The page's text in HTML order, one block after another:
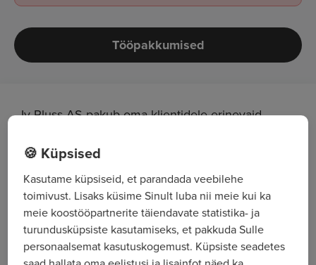
Tööpakkumised
Iv Pluss AS pakub oma klientidele erinevaid
Meie valikus on tooted Iveco, Iveco Bus, Fiat
Professional, Laika, Sunlight ja Globe-Traveller
valikust ning Schwarzmüller haagised ja FPT
jõuallikad. Tallinna ja Tartu esindustes on kõik
vajalik kliendile teeninduse, varuosade ja
keretööde pakkumiseks. Lisaks pakume
🍪 Küpsised
Kasutame küpsiseid, et parandada veebilehe
toimivust. Lisaks küsime Sinult luba nii meie kui ka
meie koostööpartnerite täiendavate statistika- ja
turundusküpsiste kasutamiseks, et pakkuda Sulle
personaalsemat kasutuskogemust. Küpsiste seadetes